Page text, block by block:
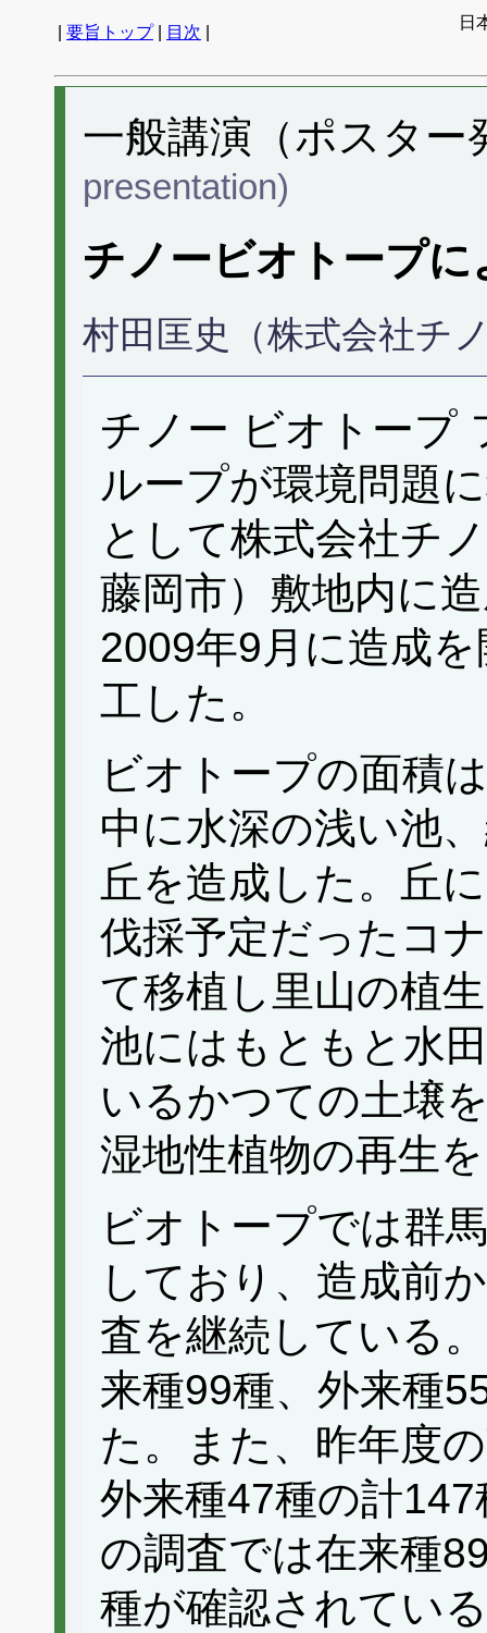
要旨トップ| 目次
日
一般講演（ポスタ
presentation)
チノービオトープ
村田匡史（株式会社チ
チノー ビオトープ
ループが環境問題
として株式会社チ
藤岡市）敷地内に
2009年9月に造成
工した。
ビオトープの面積
中に水深の浅い池
丘を造成した。丘
伐採予定だったコ
て移植し里山の植
池にはもともと水
いるかつての土壌
湿地性植物の再生
ビオトープでは群
しており、造成前
査を継続している
来種99種、外来種
た。また、昨年度
外来種47種の計
の調査では在来種
種が確認されてい